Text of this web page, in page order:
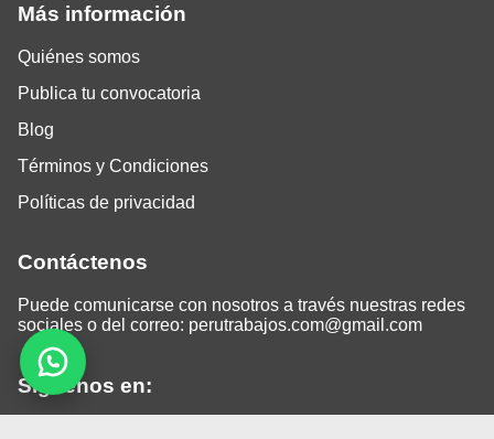
Más información
Quiénes somos
Publica tu convocatoria
Blog
Términos y Condiciones
Políticas de privacidad
Contáctenos
Puede comunicarse con nosotros a través nuestras redes
sociales o del correo: perutrabajos.com@gmail.com
Siguenos en: